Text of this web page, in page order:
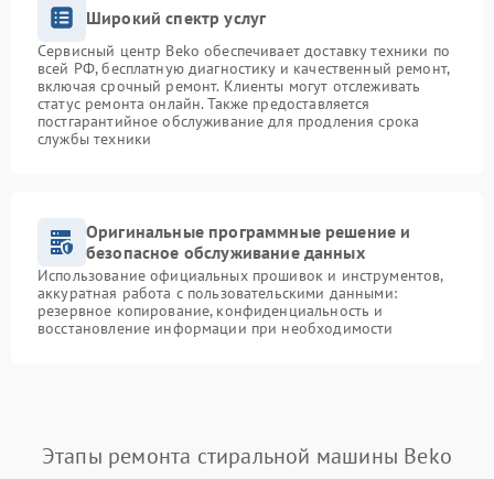
Широкий спектр услуг
Сервисный центр Beko обеспечивает доставку техники по
всей РФ, бесплатную диагностику и качественный ремонт,
включая срочный ремонт. Клиенты могут отслеживать
статус ремонта онлайн. Также предоставляется
постгарантийное обслуживание для продления срока
службы техники
Оригинальные программные решение и
безопасное обслуживание данных
Использование официальных прошивок и инструментов,
аккуратная работа с пользовательскими данными:
резервное копирование, конфиденциальность и
восстановление информации при необходимости
Этапы ремонта стиральной машины Beko